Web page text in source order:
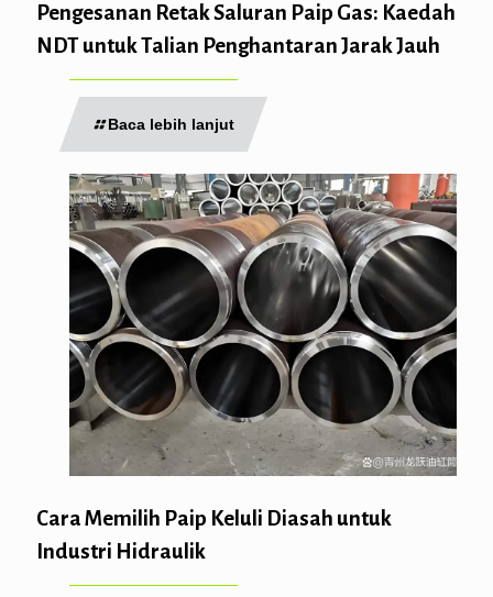
Pengesanan Retak Saluran Paip Gas: Kaedah
NDT untuk Talian Penghantaran Jarak Jauh
Baca lebih lanjut
Cara Memilih Paip Keluli Diasah untuk
Industri Hidraulik